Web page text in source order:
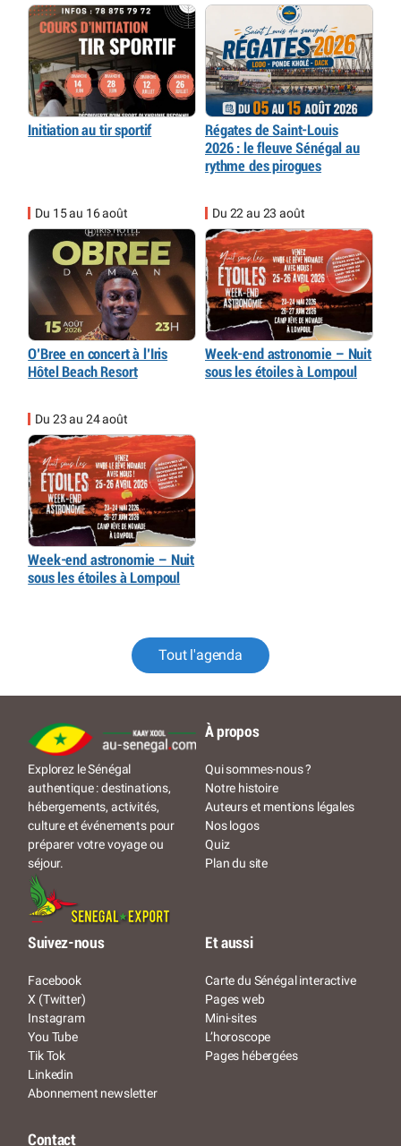
Initiation au tir sportif
Régates de Saint-Louis
2026 : le fleuve Sénégal au
rythme des pirogues
Du 15 au 16 août
O’Bree en concert à l’Iris
Hôtel Beach Resort
Du 22 au 23 août
Week-end astronomie – Nuit
sous les étoiles à Lompoul
Du 23 au 24 août
Week-end astronomie – Nuit
sous les étoiles à Lompoul
Tout l'agenda
Explorez le Sénégal
authentique : destinations,
hébergements, activités,
culture et événements pour
préparer votre voyage ou
séjour.
À propos
Qui sommes-nous ?
Notre histoire
Auteurs et mentions légales
Nos logos
Quiz
Plan du site
Suivez-nous
Facebook
X (Twitter)
Instagram
You Tube
Tik Tok
Linkedin
Abonnement newsletter
Et aussi
Carte du Sénégal interactive
Pages web
Mini-sites
L’horoscope
Pages hébergées
Contact